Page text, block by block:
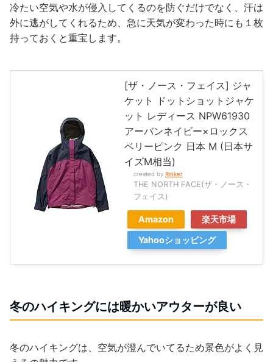
冷たい空気や水が侵入してくるのを防ぐだけでなく、汗は
外に逃がしてくれるため、急に天気が変わった時にも１枚
持っておくと重宝します。
[ザ・ノース・フェイス] ジャ
ケット ドットショットジャケ
ット レディース NPW61930
アーバンネイビー×ロックス
ベリーピンク 日本 M (日本サ
イズM相当)
created by Rinker
THE NORTH FACE(ザ・ノース・
フェイス)
Amazon
楽天市場
Yahooショッピング
冬のハイキングには暖かいアウターが良い
冬のハイキングは、空気が澄んでいてるため景色がよく見